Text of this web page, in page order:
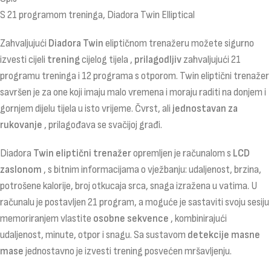
S 21 programom treninga, Diadora Twin Elliptical
Zahvaljujući Diadora Twin eliptičnom trenažeru možete sigurno
izvesti cijeli treningcijelog tijela , prilagodljivzahvaljujući 21
programu treninga i 12 programa s otporom. Twin eliptični trenažer
savršen je za one koji imaju malo vremena i moraju raditi na donjem i
gornjem dijelu tijela u isto vrijeme. Čvrst, ali jednostavan za
rukovanje , prilagođava se svačijoj građi.
Diadora Twin eliptični trenažeropremljen je računalom s LCD
zaslonom , s bitnim informacijama o vježbanju: udaljenost, brzina,
potrošene kalorije, broj otkucaja srca, snaga izražena u vatima. U
računalu je postavljen 21 program, a moguće je sastaviti svoju sesiju
memoriranjem vlastite osobne sekvence , kombinirajući
udaljenost, minute, otpor i snagu. Sa sustavom detekcije masne
mase jednostavno je izvesti trening posvećen mršavljenju.